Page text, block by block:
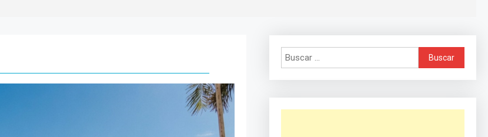
Buscar: